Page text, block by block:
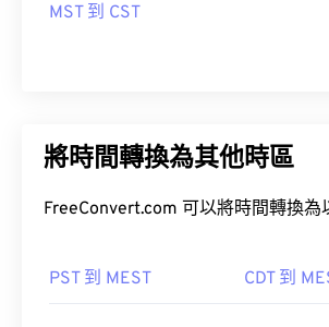
MST 到 CST
將時間轉換為其他時區
FreeConvert.com 可以將時間轉換為
PST 到 MEST CDT 到